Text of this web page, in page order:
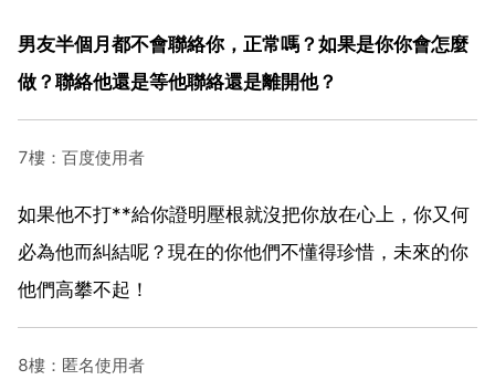
男友半個月都不會聯絡你，正常嗎？如果是你你會怎麼
做？聯絡他還是等他聯絡還是離開他？
7樓：百度使用者
如果他不打**給你證明壓根就沒把你放在心上，你又何
必為他而糾結呢？現在的你他們不懂得珍惜，未來的你
他們高攀不起！
8樓：匿名使用者